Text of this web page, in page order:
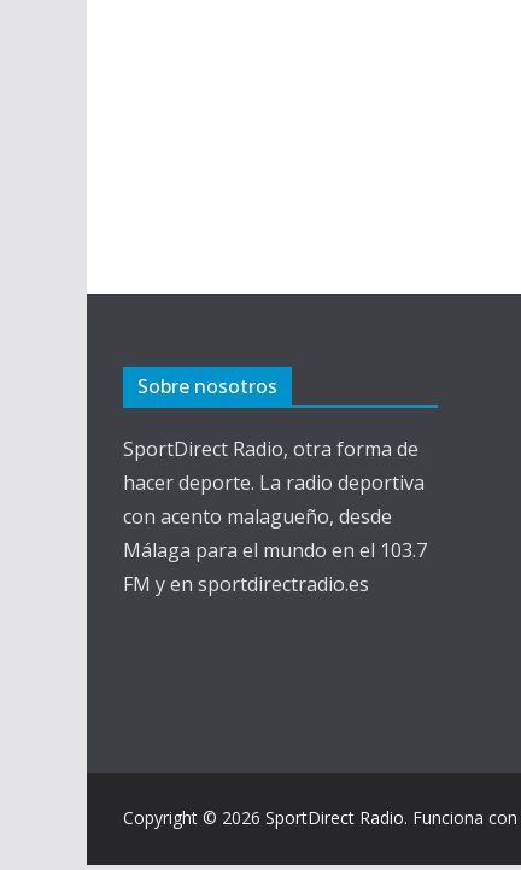
Sobre nosotros
SportDirect Radio, otra forma de
hacer deporte. La radio deportiva
con acento malagueño, desde
Málaga para el mundo en el 103.7
FM y en sportdirectradio.es
Copyright © 2026 SportDirect Radio. Funciona con